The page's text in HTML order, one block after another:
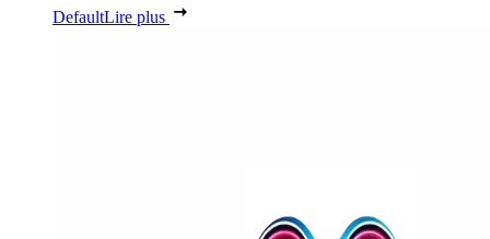
DefaultLire plus